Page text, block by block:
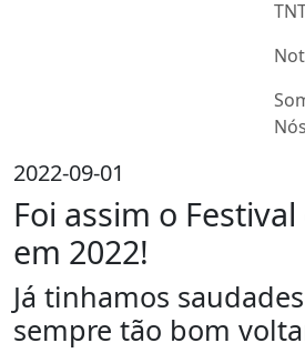
Nós
2022-09-01
Foi assim o
em 2022!
Já tinhamos
sempre tão bom